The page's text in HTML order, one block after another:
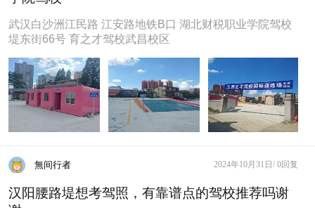
武汉白沙洲江民路 江安路地铁B口 湖北财税职业学院驾校
堤东街66号 育之才驾校武昌校区
無间行者 2024年10月31日/ 0回复
汉阳腰路堤想考驾照，有靠谱点的驾校推荐吗谢